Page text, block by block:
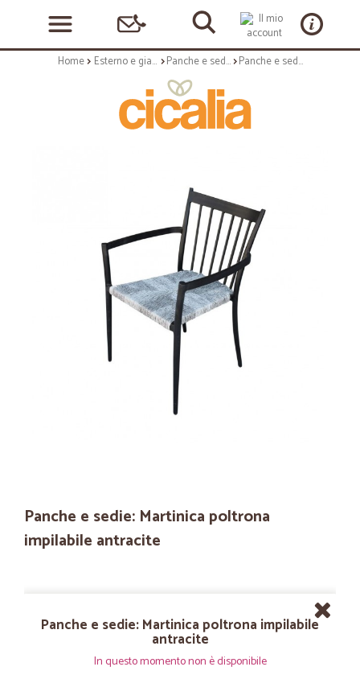
Home Esterno e giardino Panche e sedie Panche e sedie: Martinica poltrona impilabile antracite
Panche e sedie: Martinica poltrona
impilabile antracite
Panche e sedie: Martinica poltrona impilabile
antracite
In questo momento non è disponibile